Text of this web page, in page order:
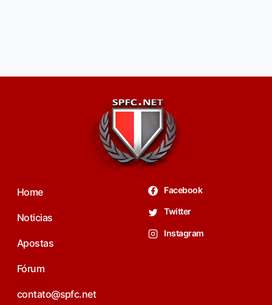
Home
Noticias
Apostas
Fórum
contato@spfc.net
Facebook
Twitter
Instagram